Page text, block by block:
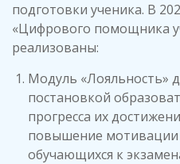
подготовки ученика. В
«Цифрового помощника
реализованы:
Модуль «Лояльность»
постановкой
прогресса их
повышение мотивации
обучающихся к